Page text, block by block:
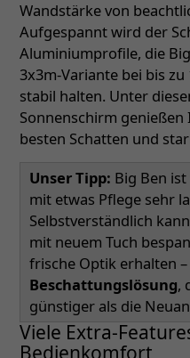
Wandstärke von
Aufgespannt wird der
Aluminiumprofile, die
3x3m-Variante bei bis
stabil halten. Unter
Sonnenschirm genießen
besten Schatten und
Unser Tipp: Big Ben
mit etwas Pflege sehr
Selbstverständlich
mit neuem Tuch
frische Optik erhalten
Beschattungslösung,
günstiger als die
Viele Extra-
Bedienkomfort